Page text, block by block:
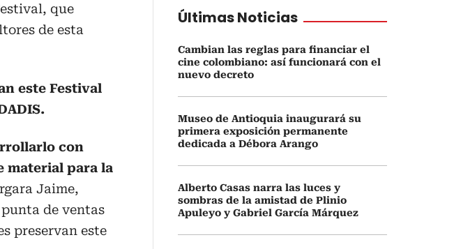
que
de esta
este Festival
con
material para la
Jaime,
de ventas
preservan este
Últimas Noticias
Cambian las reglas para financiar el
cine colombiano: así funcionará con el
nuevo decreto
Museo de Antioquia inaugurará su
primera exposición permanente
dedicada a Débora Arango
Alberto Casas narra las luces y
sombras de la amistad de Plinio
Apuleyo y Gabriel García Márquez